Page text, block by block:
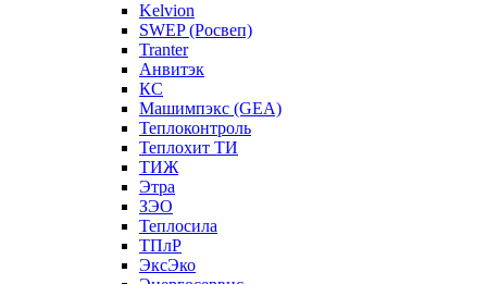
Kelvion
SWEP (Росвеп)
Tranter
Анвитэк
КС
Машимпэкс (GEA)
Теплоконтроль
Теплохит ТИ
ТИЖ
Этра
ЗЭО
Теплосила
ТПлР
ЭксЭко